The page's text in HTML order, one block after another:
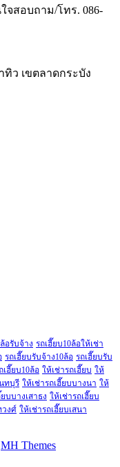
สอบถาม/โทร. 086-
ทิว เขตลาดกระบัง
อรับจ้าง รถเฮี๊ยบ10ล้อให้เช่า
รถเฮี๊ยบรับจ้าง10ล้อ รถเฮี๊ยบรับ
เฮี๊ยบ10ล้อ ให้เช่ารถเฮี๊ยบ ให้
ทบุรี ให้เช่ารถเฮี๊ยบบางนา ให้
บบางเสาธง ให้เช่ารถเฮี๊ยบ
วงศ์ ให้เช่ารถเฮี๊ยบเสนา
MH Themes